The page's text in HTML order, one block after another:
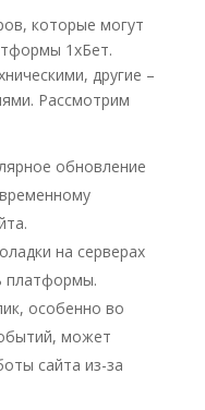
которые могут
1хБет.
другие –
Рассмотрим
обновление
на серверах
платформы.
особенно во
может
сайта из-за